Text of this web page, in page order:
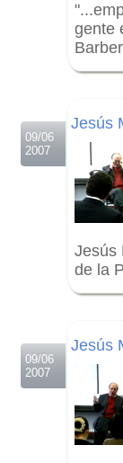
gente
09/06
2007
Jesús
Jesús
de la
09/06
2007
Jesús